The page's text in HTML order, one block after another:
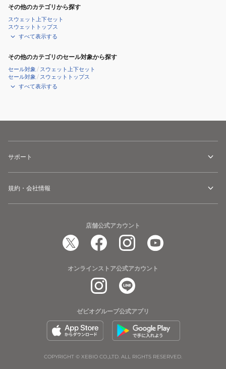
その他のカテゴリから探す
スウェット上下セット
スウェットトップス
すべて表示する
その他のカテゴリのセール対象から探す
セール対象 / スウェット上下セット
セール対象 / スウェットトップス
すべて表示する
サポート
規約・会社情報
店舗公式アカウント
オンラインストア公式アカウント
ゼビオグループ公式アプリ
COPYRIGHT © XEBIO CO.,LTD. ALL RIGHTS RESERVED.